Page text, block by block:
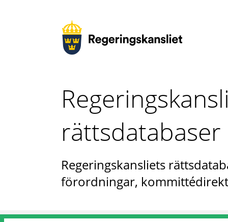
rättsdatabaser
Regeringskansliets
förordningar,